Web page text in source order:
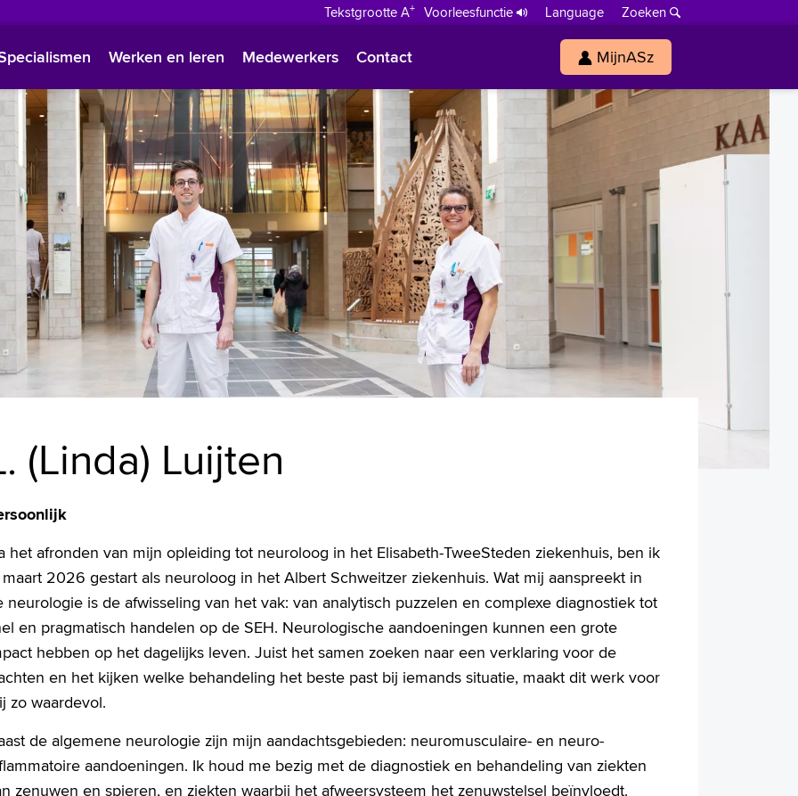
Tekstgrootte A+ Voorleesfunctie Language
Zoeken
Polski
Türkçe
Arabisch
Werken en leren Medewerkers Contact MijnASz
(Linda) Luijten
het afronden van mijn opleiding tot neuroloog in het Elisabeth-TweeSteden ziekenhuis, ben ik
2026 gestart als neuroloog in het Albert Schweitzer ziekenhuis. Wat mij aanspreekt in
neurologie is de afwisseling van het vak: van analytisch puzzelen en complexe diagnostiek tot
en pragmatisch handelen op de SEH. Neurologische aandoeningen kunnen een grote
hebben op het dagelijks leven. Juist het samen zoeken naar een verklaring voor de
en het kijken welke behandeling het beste past bij iemands situatie, maakt dit werk voor
zo waardevol.
de algemene neurologie zijn mijn aandachtsgebieden: neuromusculaire- en neuro-
aandoeningen. Ik houd me bezig met de diagnostiek en behandeling van ziekten
zenuwen en spieren, en ziekten waarbij het afweersysteem het zenuwstelsel beïnvloedt.